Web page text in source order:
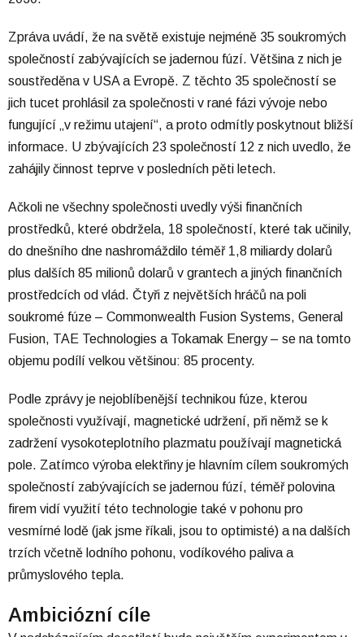
Zpráva uvádí, že na světě existuje nejméně 35 soukromých
společností zabývajících se jadernou fúzí. Většina z nich je
soustředěna v USA a Evropě. Z těchto 35 společností se
jich tucet prohlásil za společnosti v rané fázi vývoje nebo
fungující „v režimu utajení“, a proto odmítly poskytnout bližší
informace. U zbývajících 23 společností 12 z nich uvedlo, že
zahájily činnost teprve v posledních pěti letech.
Ačkoli ne všechny společnosti uvedly výši finančních
prostředků, které obdržela, 18 společností, které tak učinily,
do dnešního dne nashromáždilo téměř 1,8 miliardy dolarů
plus dalších 85 milionů dolarů v grantech a jiných finančních
prostředcích od vlád. Čtyři z největších hráčů na poli
soukromé fúze – Commonwealth Fusion Systems, General
Fusion, TAE Technologies a Tokamak Energy – se na tomto
objemu podílí velkou většinou: 85 procenty.
Podle zprávy je nejoblíbenější technikou fúze, kterou
společnosti využívají, magnetické udržení, při němž se k
zadržení vysokoteplotního plazmatu používají magnetická
pole. Zatímco výroba elektřiny je hlavním cílem soukromých
společností zabývajících se jadernou fúzí, téměř polovina
firem vidí využití této technologie také v pohonu pro
vesmírné lodě (jak jsme říkali, jsou to optimisté) a na dalších
trzích včetně lodního pohonu, vodíkového paliva a
průmyslového tepla.
Ambiciózní cíle